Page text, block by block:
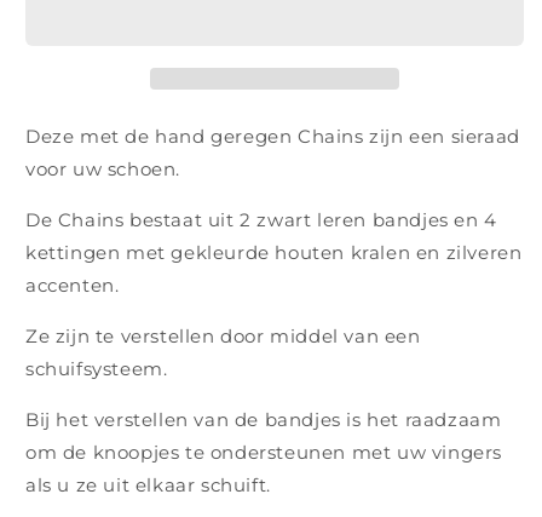
stuk)
stuk)
Deze met de hand geregen Chains zijn een sieraad
voor uw schoen.
De Chains bestaat uit 2 zwart leren bandjes en 4
kettingen met gekleurde houten kralen en zilveren
accenten.
Ze zijn te verstellen door middel van een
schuifsysteem.
Bij het verstellen van de bandjes is het raadzaam
om de knoopjes te ondersteunen met uw vingers
als u ze uit elkaar schuift.